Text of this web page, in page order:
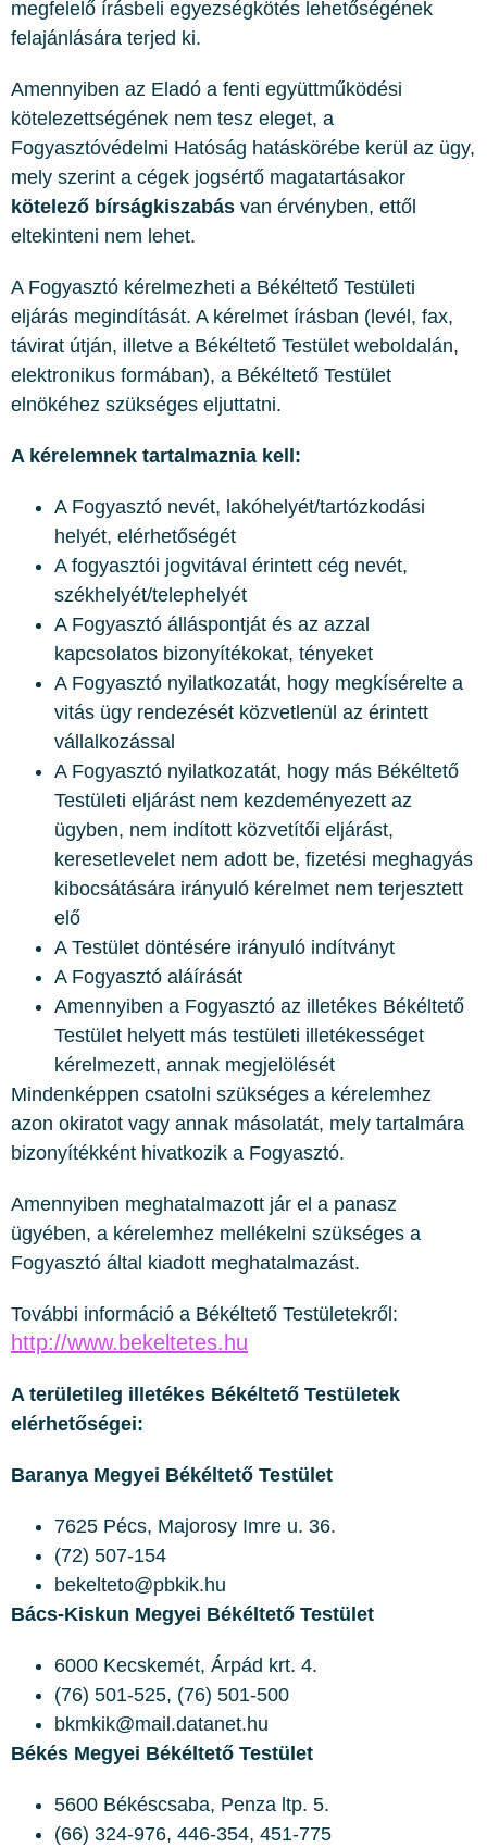
megfelelő írásbeli egyezségkötés lehetőségének
felajánlására terjed ki.
Amennyiben az Eladó a fenti együttműködési
kötelezettségének nem tesz eleget, a
Fogyasztóvédelmi Hatóság hatáskörébe kerül az ügy,
mely szerint a cégek jogsértő magatartásakor
kötelező bírságkiszabás van érvényben, ettől
eltekinteni nem lehet.
A Fogyasztó kérelmezheti a Békéltető Testületi
eljárás megindítását. A kérelmet írásban (levél, fax,
távirat útján, illetve a Békéltető Testület weboldalán,
elektronikus formában), a Békéltető Testület
elnökéhez szükséges eljuttatni.
A kérelemnek tartalmaznia kell:
A Fogyasztó nevét, lakóhelyét/tartózkodási
helyét, elérhetőségét
A fogyasztói jogvitával érintett cég nevét,
székhelyét/telephelyét
A Fogyasztó álláspontját és az azzal
kapcsolatos bizonyítékokat, tényeket
A Fogyasztó nyilatkozatát, hogy megkísérelte a
vitás ügy rendezését közvetlenül az érintett
vállalkozással
A Fogyasztó nyilatkozatát, hogy más Békéltető
Testületi eljárást nem kezdeményezett az
ügyben, nem indított közvetítői eljárást,
keresetlevelet nem adott be, fizetési meghagyás
kibocsátására irányuló kérelmet nem terjesztett
elő
A Testület döntésére irányuló indítványt
A Fogyasztó aláírását
Amennyiben a Fogyasztó az illetékes Békéltető
Testület helyett más testületi illetékességet
kérelmezett, annak megjelölését
Mindenképpen csatolni szükséges a kérelemhez
azon okiratot vagy annak másolatát, mely tartalmára
bizonyítékként hivatkozik a Fogyasztó.
Amennyiben meghatalmazott jár el a panasz
ügyében, a kérelemhez mellékelni szükséges a
Fogyasztó által kiadott meghatalmazást.
További információ a Békéltető Testületekről:
http://www.bekeltetes.hu
A területileg illetékes Békéltető Testületek
elérhetőségei:
Baranya Megyei Békéltető Testület
7625 Pécs, Majorosy Imre u. 36.
(72) 507-154
bekelteto@pbkik.hu
Bács-Kiskun Megyei Békéltető Testület
6000 Kecskemét, Árpád krt. 4.
(76) 501-525, (76) 501-500
bkmkik@mail.datanet.hu
Békés Megyei Békéltető Testület
5600 Békéscsaba, Penza ltp. 5.
(66) 324-976, 446-354, 451-775